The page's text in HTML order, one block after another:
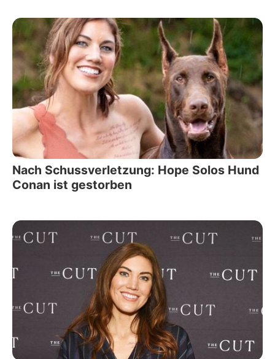
Nach Schussverletzung: Hope Solos Hund
Conan ist gestorben